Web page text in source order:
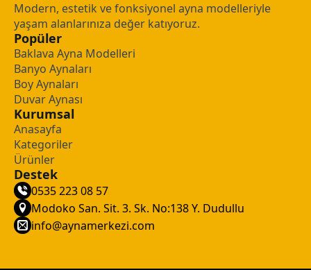
Modern, estetik ve fonksiyonel ayna modelleriyle
yaşam alanlarınıza değer katıyoruz.
Popüler
Baklava Ayna Modelleri
Banyo Aynaları
Boy Aynaları
Duvar Aynası
Kurumsal
Anasayfa
Kategoriler
Ürünler
Destek
0535 223 08 57
Modoko San. Sit. 3. Sk. No:138 Y. Dudullu
info@aynamerkezi.com